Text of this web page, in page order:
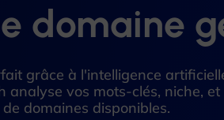
domaine
grâce à l'intelligence
analyse vos mots-clés, niche,
domaines disponibles.